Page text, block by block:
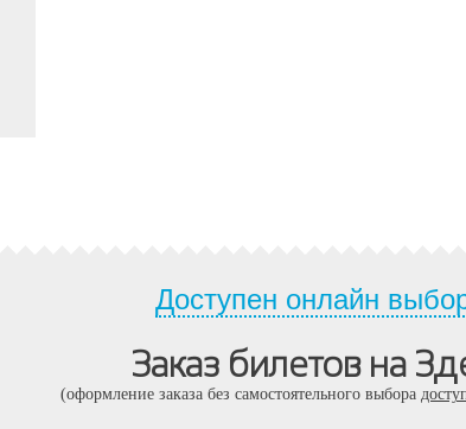
Доступен онлайн
Заказ билетов на
(оформление заказа без самостоятельного выбора